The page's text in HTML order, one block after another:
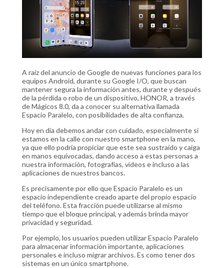
A raíz del anuncio de Google de nuevas funciones para los
equipos Android, durante su Google I/O, que buscan
mantener segura la información antes, durante y después
de la pérdida o robo de un dispositivo, HONOR, a través
de Mágicos 8.0, da a conocer su alternativa llamada
Espacio Paralelo, con posibilidades de alta confianza.
Hoy en día debemos andar con cuidado, especialmente si
estamos en la calle con nuestro smartphone en la mano,
ya que ello podría propiciar que este sea sustraído y caiga
en manos equivocadas, dando acceso a estas personas a
nuestra información, fotografías, videos e incluso a las
aplicaciones de nuestros bancos.
Es precisamente por ello que Espacio Paralelo es un
espacio independiente creado aparte del propio espacio
del teléfono. Esta fracción puede utilizarse al mismo
tiempo que el bloque principal, y además brinda mayor
privacidad y seguridad.
Por ejemplo, los usuarios pueden utilizar Espacio Paralelo
para almacenar información importante, aplicaciones
personales e incluso migrar archivos. Es como tener dos
sistemas en un único smartphone.